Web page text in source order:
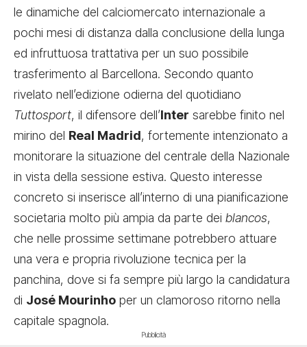
le dinamiche del calciomercato internazionale a
pochi mesi di distanza dalla conclusione della lunga
ed infruttuosa trattativa per un suo possibile
trasferimento al Barcellona. Secondo quanto
rivelato nell’edizione odierna del quotidiano
Tuttosport, il difensore dell’Inter sarebbe finito nel
mirino del Real Madrid, fortemente intenzionato a
monitorare la situazione del centrale della Nazionale
in vista della sessione estiva. Questo interesse
concreto si inserisce all’interno di una pianificazione
societaria molto più ampia da parte dei blancos,
che nelle prossime settimane potrebbero attuare
una vera e propria rivoluzione tecnica per la
panchina, dove si fa sempre più largo la candidatura
di José Mourinho per un clamoroso ritorno nella
capitale spagnola.
Pubblicità